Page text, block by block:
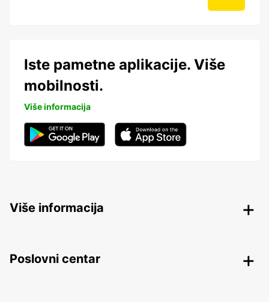
Iste pametne aplikacije. Više
mobilnosti.
Više informacija
Više informacija
Poslovni centar